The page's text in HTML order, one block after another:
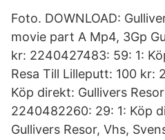
Foto. DOWNLOAD:
movie part A Mp4, 3Gp
kr: 2240427483: 59: 1:
Resa Till Lilleputt: 100 kr:
Köp direkt: Gullivers
2240482260: 29: 1: Köp
Gullivers Resor, Vhs,